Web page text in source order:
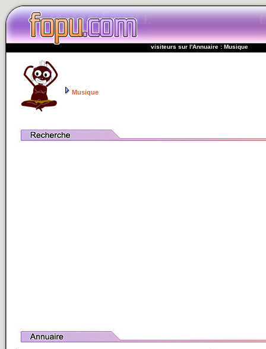
visiteurs sur l'Annuaire : Musique
Musique